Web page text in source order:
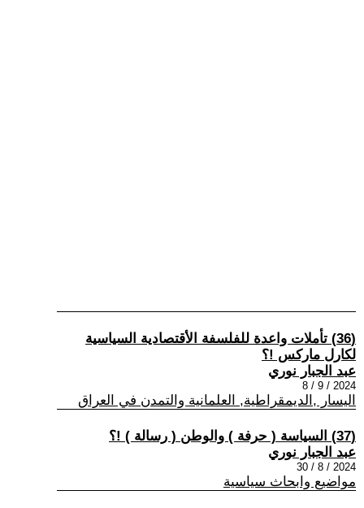
(36) تأملات واعدة للفلسفة الأقتصادية السياسية
لكارل ماركس !؟
عبد الجبار نوري
2024 / 9 / 8
اليسار ,الديمقراطية, العلمانية والتمدن في العراق
(37) السياسة ( حرفة ) والوطن ( رسالة ) !؟
عبد الجبار نوري
2024 / 8 / 30
مواضيع وابحاث سياسية